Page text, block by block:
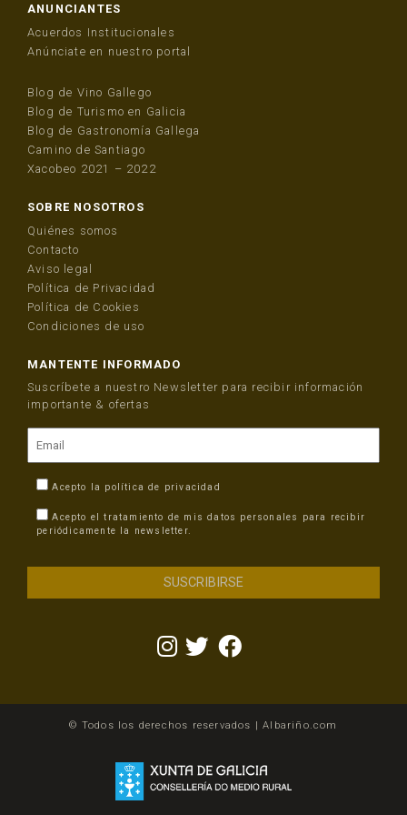
ANUNCIANTES
Acuerdos Institucionales
Anúnciate en nuestro portal
Blog de Vino Gallego
Blog de Turismo en Galicia
Blog de Gastronomía Gallega
Camino de Santiago
Xacobeo 2021 – 2022
SOBRE NOSOTROS
Quiénes somos
Contacto
Aviso legal
Política de Privacidad
Política de Cookies
Condiciones de uso
MANTENTE INFORMADO
Suscríbete a nuestro Newsletter para recibir información
importante & ofertas
Acepto la política de privacidad
Acepto el tratamiento de mis datos personales para recibir
periódicamente la newsletter.
© Todos los derechos reservados | Albariño.com